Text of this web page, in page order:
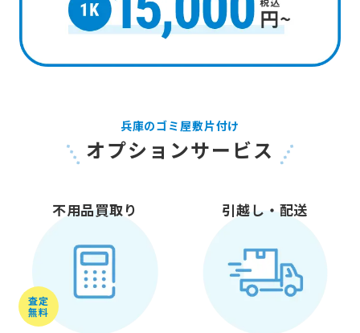
兵庫のゴミ屋敷片付け
オプションサービス
不用品買取り
査定
無料
引越し・配送